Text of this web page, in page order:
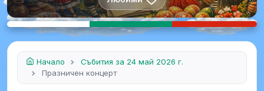
Начало
Събития за 24 май 2026 г.
Празничен концерт